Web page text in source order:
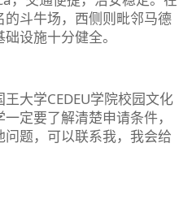
斗牛场，西侧则毗邻马德
设施十分健全。
大学CEDEU学院校园文化
定要了解清楚申请条件，
题，可以联系我，我会给